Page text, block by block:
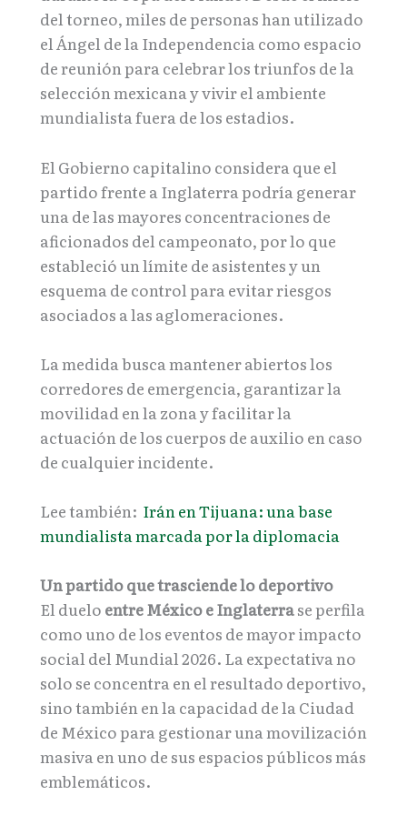
del torneo, miles de personas han utilizado
el Ángel de la Independencia como espacio
de reunión para celebrar los triunfos de la
selección mexicana y vivir el ambiente
mundialista fuera de los estadios.
El Gobierno capitalino considera que el
partido frente a Inglaterra podría generar
una de las mayores concentraciones de
aficionados del campeonato, por lo que
estableció un límite de asistentes y un
esquema de control para evitar riesgos
asociados a las aglomeraciones.
La medida busca mantener abiertos los
corredores de emergencia, garantizar la
movilidad en la zona y facilitar la
actuación de los cuerpos de auxilio en caso
de cualquier incidente.
Lee también: Irán en Tijuana: una base
mundialista marcada por la diplomacia
Un partido que trasciende lo deportivo
El duelo entre México e Inglaterrase perfila
como uno de los eventos de mayor impacto
social del Mundial 2026. La expectativa no
solo se concentra en el resultado deportivo,
sino también en la capacidad de la Ciudad
de México para gestionar una movilización
masiva en uno de sus espacios públicos más
emblemáticos.